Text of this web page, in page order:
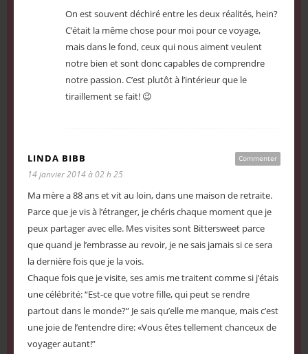
On est souvent déchiré entre les deux réalités, hein?
C’était la même chose pour moi pour ce voyage,
mais dans le fond, ceux qui nous aiment veulent
notre bien et sont donc capables de comprendre
notre passion. C’est plutôt à l’intérieur que le
tiraillement se fait! 😉
Commenter
LINDA BIBB
14 janvier 2014 à 02 h 25
Ma mère a 88 ans et vit au loin, dans une maison de retraite.
Parce que je vis à l’étranger, je chéris chaque moment que je
peux partager avec elle. Mes visites sont Bittersweet parce
que quand je l’embrasse au revoir, je ne sais jamais si ce sera
la dernière fois que je la vois.
Chaque fois que je visite, ses amis me traitent comme si j’étais
une célébrité: “Est-ce que votre fille, qui peut se rendre
partout dans le monde?” Je sais qu’elle me manque, mais c’est
une joie de l’entendre dire: «Vous êtes tellement chanceux de
voyager autant!”